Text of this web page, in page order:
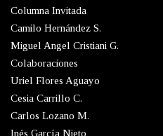
Columna Invitada
Camilo Hernández S.
Miguel Angel Cristiani G.
Colaboraciones
Uriel Flores Aguayo
Cesia Carrillo C.
Carlos Lozano M.
Inés García Nieto